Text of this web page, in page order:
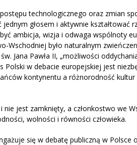
technologicznego oraz zmian
głosem i aktywnie kształtować
ambicja, wizja i odwaga wspólnoty
Wschodniej było naturalnym
Jana Pawła II, „możliwości
w debacie europejskiej jest
kontynentu a różnorodność kultur
jest zamknięty, a członkostwo we
wolności i równości człowieka.
się w debatę publiczną w Polsce